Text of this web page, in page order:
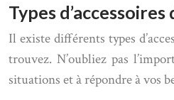
Types d’accessoires
Il existe différents types
trouvez. N’oubliez pas
situations et à répondre à vos